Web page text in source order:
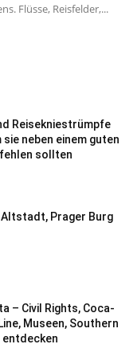
Flüsse, Reisfelder,...
Reisekniestrümpfe
sie neben einem guten
sollten
Prager Burg
– Civil Rights, Coca-
Museen, Southern
entdecken